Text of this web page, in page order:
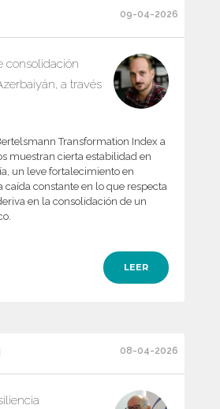
09-04-2026
consolidación
a través
Transformation Index a
muestran cierta estabilidad en
un leve fortalecimiento en
caída constante en lo que respecta
en la consolidación de un
LEER
08-04-2026